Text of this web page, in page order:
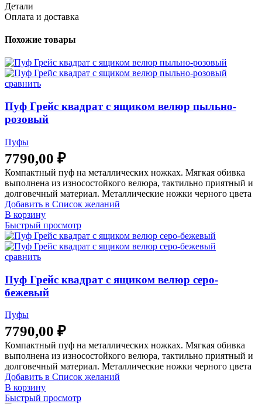
Детали
Оплата и доставка
Похожие товары
сравнить
Пуф Грейс квадрат с ящиком велюр пыльно-
розовый
Пуфы
7790,00 ₽
Компактный пуф на металлических ножках. Мягкая обивка
выполнена из износостойкого велюра, тактильно приятный и
долговечный материал. Металлические ножки черного цвета
Добавить в Список желаний
В корзину
Быстрый просмотр
сравнить
Пуф Грейс квадрат с ящиком велюр серо-
бежевый
Пуфы
7790,00 ₽
Компактный пуф на металлических ножках. Мягкая обивка
выполнена из износостойкого велюра, тактильно приятный и
долговечный материал. Металлические ножки черного цвета
Добавить в Список желаний
В корзину
Быстрый просмотр